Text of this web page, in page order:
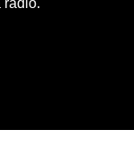
radio.